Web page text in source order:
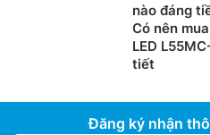
nào đáng
Có nên
LED
tiết
Đăng ký nhận